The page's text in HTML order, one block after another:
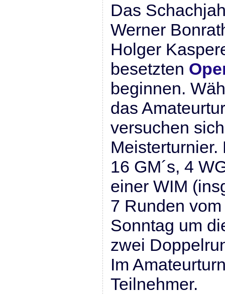
Das
Werner
Holger
besetzten
beginnen.
das
versuchen
16 GM´s, 4
einer WIM
7 Runden
Sonntag um
zwei
Im
Teilnehmer.